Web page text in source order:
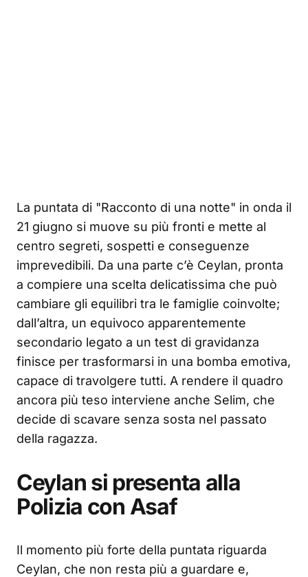
La puntata di "Racconto di una notte" in onda il
21 giugno si muove su più fronti e mette al
centro segreti, sospetti e conseguenze
imprevedibili. Da una parte c’è Ceylan, pronta
a compiere una scelta delicatissima che può
cambiare gli equilibri tra le famiglie coinvolte;
dall’altra, un equivoco apparentemente
secondario legato a un test di gravidanza
finisce per trasformarsi in una bomba emotiva,
capace di travolgere tutti. A rendere il quadro
ancora più teso interviene anche Selim, che
decide di scavare senza sosta nel passato
della ragazza.
Ceylan si presenta alla
Polizia con Asaf
Il momento più forte della puntata riguarda
Ceylan, che non resta più a guardare e,